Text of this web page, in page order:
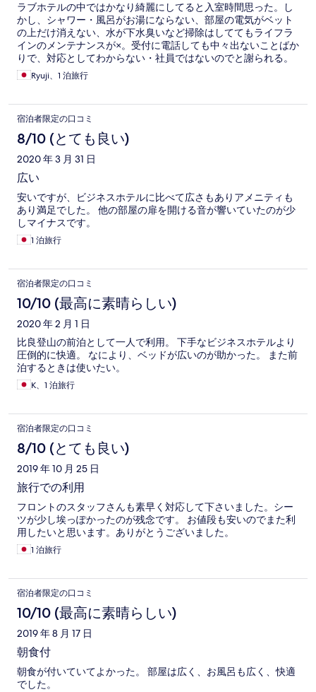
ラブホテルの中ではかなり綺麗にしてると入室時間思った。し
かし、シャワー・風呂がお湯にならない、部屋の電気がベット
の上だけ消えない、水が下水臭いなど掃除はしててもライフラ
インのメンテナンスが×。受付に電話しても中々出ないことばか
りで、対応としてわからない・社員ではないのでと謝られる。
部屋を綺麗にしてくれていた分、マイナスになると評価がグッ
と下がりました。
Ryuji、1 泊旅行
宿泊者限定の口コミ
8/10 (とても良い)
2020 年 3 月 31 日
広い
安いですが、ビジネスホテルに比べて広さもありアメニティも
あり満足でした。 他の部屋の扉を開ける音が響いていたのが少
しマイナスです。
1 泊旅行
宿泊者限定の口コミ
10/10 (最高に素晴らしい)
2020 年 2 月 1 日
比良登山の前泊として一人で利用。 下手なビジネスホテルより
圧倒的に快適。 なにより、ベッドが広いのが助かった。 また前
泊するときは使いたい。
K、1 泊旅行
宿泊者限定の口コミ
8/10 (とても良い)
2019 年 10 月 25 日
旅行での利用
フロントのスタッフさんも素早く対応して下さいました。シー
ツが少し埃っぽかったのが残念です。 お値段も安いのでまた利
用したいと思います。ありがとうございました。
1 泊旅行
宿泊者限定の口コミ
10/10 (最高に素晴らしい)
2019 年 8 月 17 日
朝食付
朝食が付いていてよかった。 部屋は広く、お風呂も広く、快適
でした。